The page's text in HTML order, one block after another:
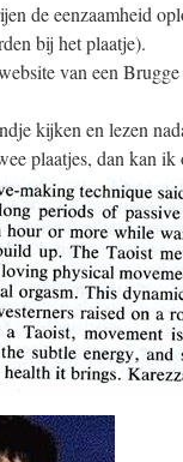
de eenzaamheid
bij het plaatje).
van een
kijken en lezen
plaatjes, dan kan